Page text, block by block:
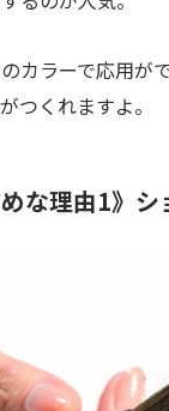
カラーで応用が
つくれますよ。
な理由1》